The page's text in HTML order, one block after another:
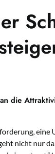
die
eine
nicht nur